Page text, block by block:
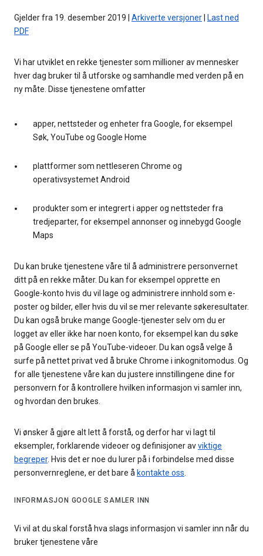
Gjelder fra 19. desember 2019 | Arkiverte versjoner
Last ned
PDF
Vi har utviklet en rekke tjenester som millioner av mennesker
hver dag bruker til å utforske og samhandle med verden på en
ny måte. Disse tjenestene omfatter
apper, nettsteder og enheter fra Google, for eksempel
Søk, YouTube og Google Home
plattformer som nettleseren Chrome og
operativsystemet Android
produkter som er integrert i apper og nettsteder fra
tredjeparter, for eksempel annonser og innebygd Google
Maps
Du kan bruke tjenestene våre til å administrere personvernet
ditt på en rekke måter. Du kan for eksempel opprette en
Google-konto hvis du vil lage og administrere innhold som e-
poster og bilder, eller hvis du vil se mer relevante søkeresultater.
Du kan også bruke mange Google-tjenester selv om du er
logget av eller ikke har noen konto, for eksempel kan du søke
på Google eller se på YouTube-videoer. Du kan også velge å
surfe på nettet privat ved å bruke Chrome i inkognitomodus. Og
for alle tjenestene våre kan du justere innstillingene dine for
personvern for å kontrollere hvilken informasjon vi samler inn,
og hvordan den brukes.
Vi ønsker å gjøre alt lett å forstå, og derfor har vi lagt til
eksempler, forklarende videoer og definisjoner avviktige
begreper. Hvis det er noe du lurer på i forbindelse med disse
personvernreglene, er det bare å kontakte oss.
INFORMASJON GOOGLE SAMLER INN
Vi vil at du skal forstå hva slags informasjon vi samler inn når du
bruker tjenestene våre